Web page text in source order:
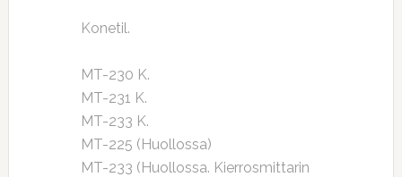
Konetil.
MT-230 K.
MT-231 K.
MT-233 K.
MT-225 (Huollossa)
MT-233 (Huollossa. Kierrosmittarin